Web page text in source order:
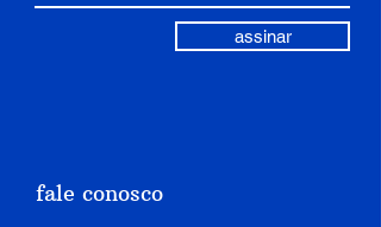
assinar
fale conosco